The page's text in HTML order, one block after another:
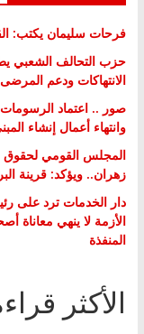
فرحات سليمان يكتب:
حزب التحالف الشعبي
الانتهاكات ودعم المرضى
صور .. اعتماد الرسومات
وانتهاء أعمال إنشاء
المجلس القومي لحقوق
زهران.. ويؤكد: قرينة
دار الخدمات ترد على
الأزمة لا ينهي
المنفذة
الأكثر